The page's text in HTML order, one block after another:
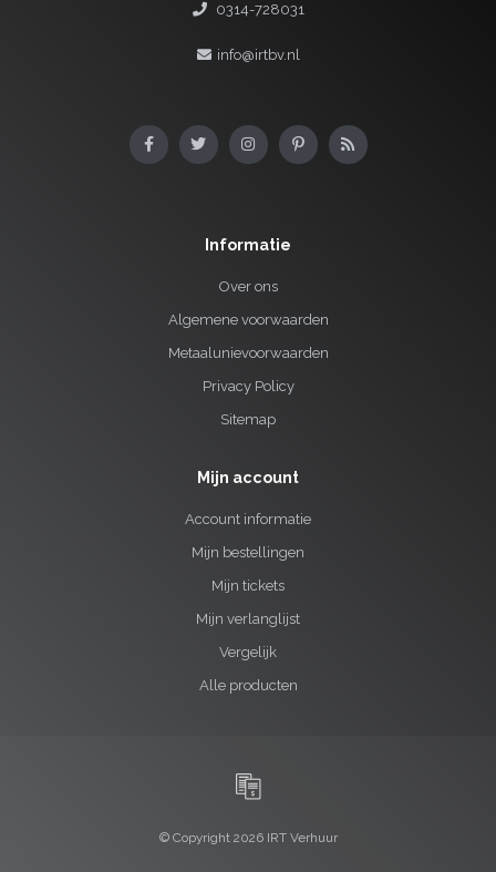
0314-728031
info@irtbv.nl
Informatie
Over ons
Algemene voorwaarden
Metaalunievoorwaarden
Privacy Policy
Sitemap
Mijn account
Account informatie
Mijn bestellingen
Mijn tickets
Mijn verlanglijst
Vergelijk
Alle producten
© Copyright 2026 IRT Verhuur